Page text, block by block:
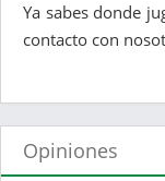
Ya sabes donde
contacto con
Opiniones